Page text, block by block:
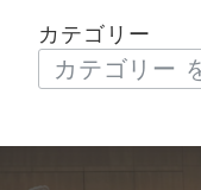
カテゴリー